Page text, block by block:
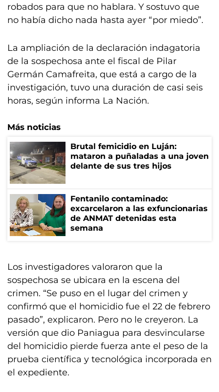
robados para que no hablara. Y sostuvo que
no había dicho nada hasta ayer “por miedo”.
La ampliación de la declaración indagatoria
de la sospechosa ante el fiscal de Pilar
Germán Camafreita, que está a cargo de la
investigación, tuvo una duración de casi seis
horas, según informa La Nación.
Más noticias
Brutal femicidio en Luján:
mataron a puñaladas a una joven
delante de sus tres hijos
Fentanilo contaminado:
excarcelaron a las exfuncionarias
de ANMAT detenidas esta
semana
Los investigadores valoraron que la
sospechosa se ubicara en la escena del
crimen. “Se puso en el lugar del crimen y
confirmó que el homicidio fue el 22 de febrero
pasado”, explicaron. Pero no le creyeron. La
versión que dio Paniagua para desvincularse
del homicidio pierde fuerza ante el peso de la
prueba científica y tecnológica incorporada en
el expediente.